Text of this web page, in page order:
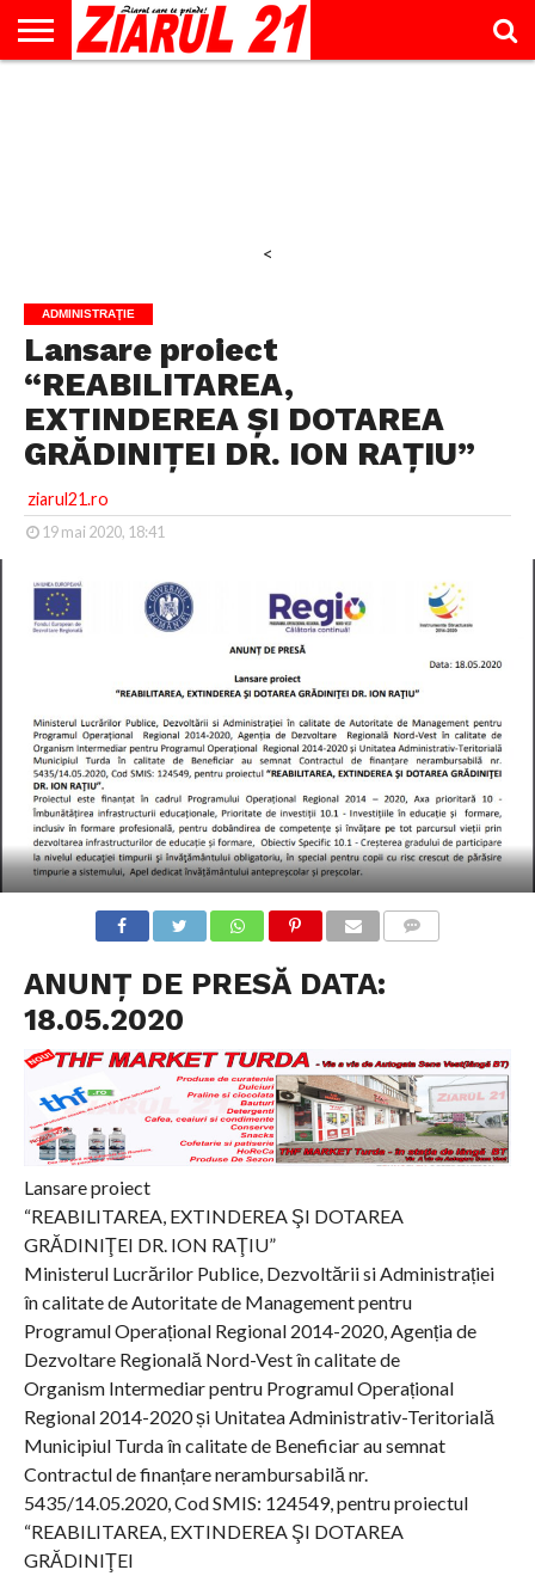
<
ADMINISTRAŢIE
Lansare proiect
“REABILITAREA,
EXTINDEREA ŞI DOTAREA
GRĂDINIŢEI DR. ION RAŢIU”
ziarul21.ro
19 mai 2020, 18:41
ANUNȚ DE PRESĂ DATA:
18.05.2020
Lansare proiect
“REABILITAREA, EXTINDEREA ŞI DOTAREA
GRĂDINIŢEI DR. ION RAŢIU”
Ministerul Lucrărilor Publice, Dezvoltării si Administrației
în calitate de Autoritate de Management pentru
Programul Operațional Regional 2014-2020, Agenția de
Dezvoltare Regională Nord-Vest în calitate de
Organism Intermediar pentru Programul Operațional
Regional 2014-2020 și Unitatea Administrativ-Teritorială
Municipiul Turda în calitate de Beneficiar au semnat
Contractul de finanțare nerambursabilă nr.
5435/14.05.2020, Cod SMIS: 124549, pentru proiectul
“REABILITAREA, EXTINDEREA ŞI DOTAREA
GRĂDINIŢEI